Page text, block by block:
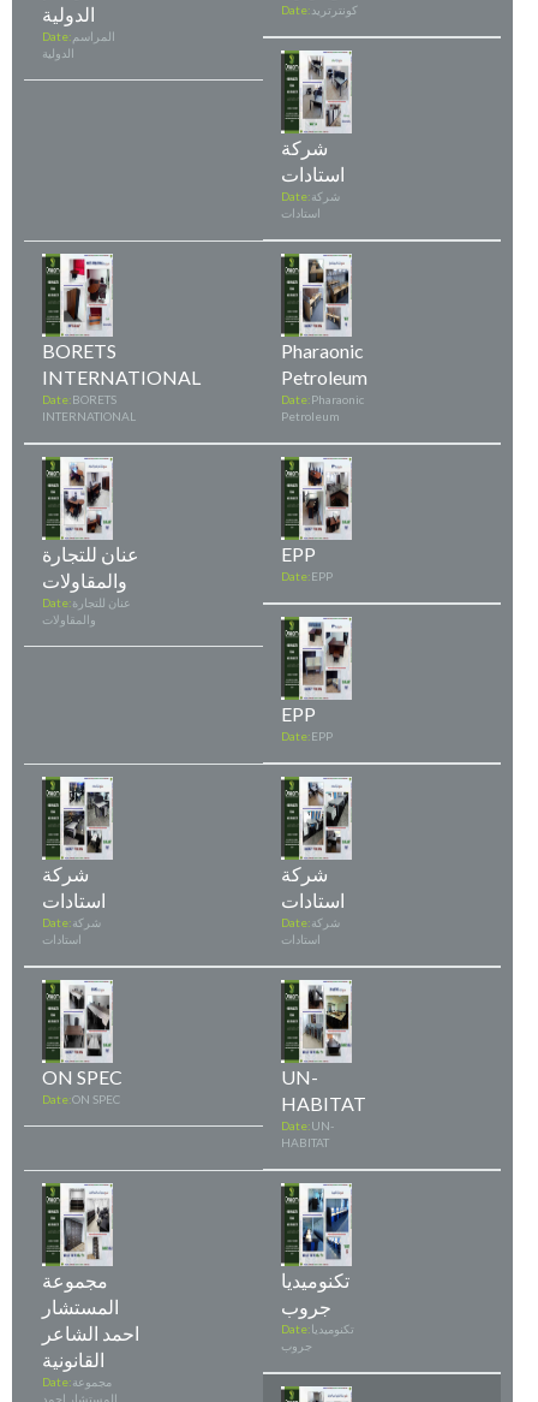
الدولية
Date: المراسم
الدولية
Date: كونترتريد
شركة
استادات
Date:شركة
استادات
BORETS
INTERNATIONAL
Date:BORETS
INTERNATIONAL
Pharaonic
Petroleum
Date:Pharaonic
Petroleum
عنان للتجارة
والمقاولات
Date:عنان للتجارة
والمقاولات
EPP
Date:EPP
EPP
Date:EPP
شركة
استادات
Date:شركة
استادات
شركة
استادات
Date:شركة
استادات
ON SPEC
Date:ON SPEC
UN-
HABITAT
Date:UN-
HABITAT
مجموعة
المستشار
احمد الشاعر
القانونية
Date:مجموعة
المستشار احمد
تكنوميديا
جروب
Date:تكنوميديا
جروب